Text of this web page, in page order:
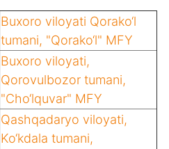
Buxoro viloyati Qorako‘l
tumani, "Qorako‘l" MFY
Buxoro viloyati,
Qorovulbozor tumani,
"Cho‘lquvar" MFY
Qashqadaryo viloyati,
Ko‘kdala tumani,